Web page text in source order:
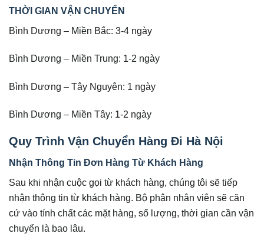
THỜI GIAN VẬN CHUYỂN
Bình Dương – Miền Bắc: 3-4 ngày
Bình Dương – Miền Trung: 1-2 ngày
Bình Dương – Tây Nguyên: 1 ngày
Bình Dương – Miền Tây: 1-2 ngày
Quy Trình Vận Chuyển Hàng Đi Hà Nội
Nhận Thông Tin Đơn Hàng Từ Khách Hàng
Sau khi nhận cuộc gọi từ khách hàng, chúng tôi sẽ tiếp
nhận thông tin từ khách hàng. Bộ phận nhân viên sẽ căn
cứ vào tính chất các mặt hàng, số lượng, thời gian cần vận
chuyển là bao lâu.